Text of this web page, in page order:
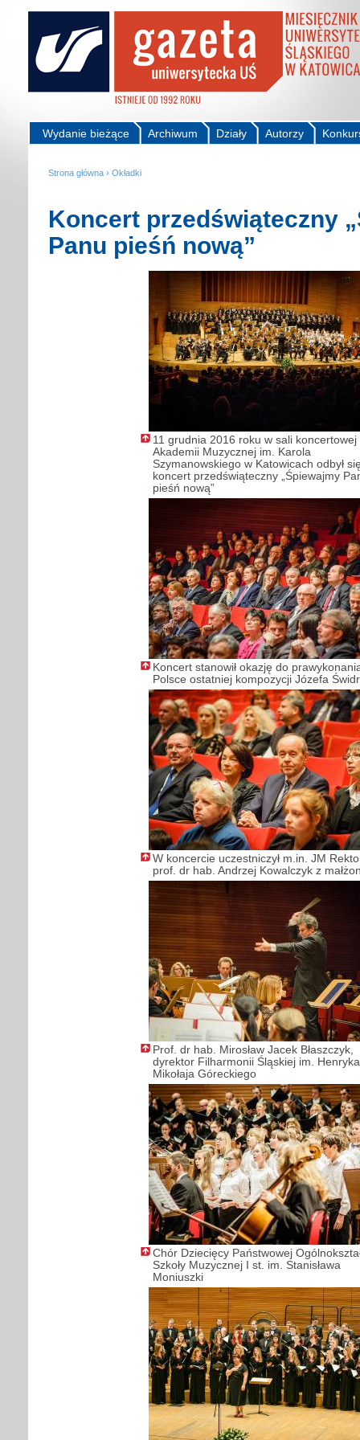
Autorzy
Działy
Archiwum
Wydanie bieżące
Strona główna › Okładki
Koncert przedświąteczny
Panu pieśń nową”
11 grudnia 2016 roku w sali koncertowej
Akademii Muzycznej im. Karola
Szymanowskiego w Katowicach odbył
koncert przedświąteczny „Śpiewajmy
pieśń nową”
Koncert stanowił okazję do
Polsce ostatniej kompozycji Józefa
W koncercie uczestniczył m.in. JM
prof. dr hab. Andrzej Kowalczyk z
Prof. dr hab. Mirosław Jacek Błaszczyk,
dyrektor Filharmonii Śląskiej im. Henryka
Mikołaja Góreckiego
Chór Dziecięcy Państwowej
Szkoły Muzycznej I st. im. Stanisława
Moniuszki